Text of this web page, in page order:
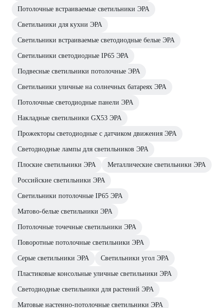
Потолочные встраиваемые светильники ЭРА
Светильники для кухни ЭРА
Светильники встраиваемые светодиодные белые ЭРА
Светильники светодиодные IP65 ЭРА
Подвесные светильники потолочные ЭРА
Светильники уличные на солнечных батареях ЭРА
Потолочные светодиодные панели ЭРА
Накладные светильники GX53 ЭРА
Прожекторы светодиодные с датчиком движения ЭРА
Светодиодные лампы для светильников ЭРА
Плоские светильники ЭРА Металлические светильники ЭРА
Российские светильники ЭРА
Светильники потолочные IP65 ЭРА
Матово-белые светильники ЭРА
Потолочные точечные светильники ЭРА
Поворотные потолочные светильники ЭРА
Серые светильники ЭРА Светильники угол ЭРА
Пластиковые консольные уличные светильники ЭРА
Светодиодные светильники для растений ЭРА
Матовые настенно-потолочные светильники ЭРА